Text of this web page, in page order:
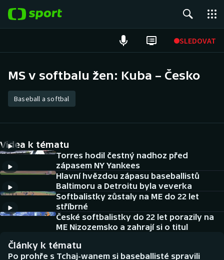
SLEDOVAT
DALŠÍ SPORTY
Americký fotbal
Baseball a softbal
Basketbal
NEPŘEHLÉDNĚTE
Historické návraty
MS v softbalu žen: Kuba – Česko
Baseball a softbal
Videa k tématu
Torres hodil čestný nadhoz před
zápasem NY Yankees
Hlavní hvězdou zápasu baseballistů
Baltimoru a Detroitu byla veverka
Softbalistky zůstaly na ME do 22 let
stříbrné
České softbalistky do 22 let porazily na
ME Nizozemsko a zahrají si o titul
Články k tématu
Po prohře s Tchaj-wanem si baseballisté spravili